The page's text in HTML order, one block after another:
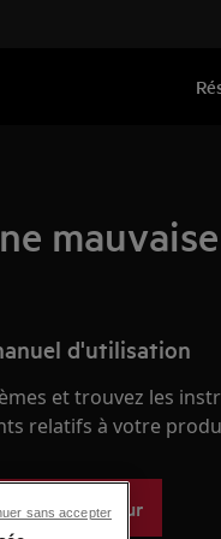
d'utilisation
et trouvez les
relatifs à votre
de l'utilisateur
sans accepter